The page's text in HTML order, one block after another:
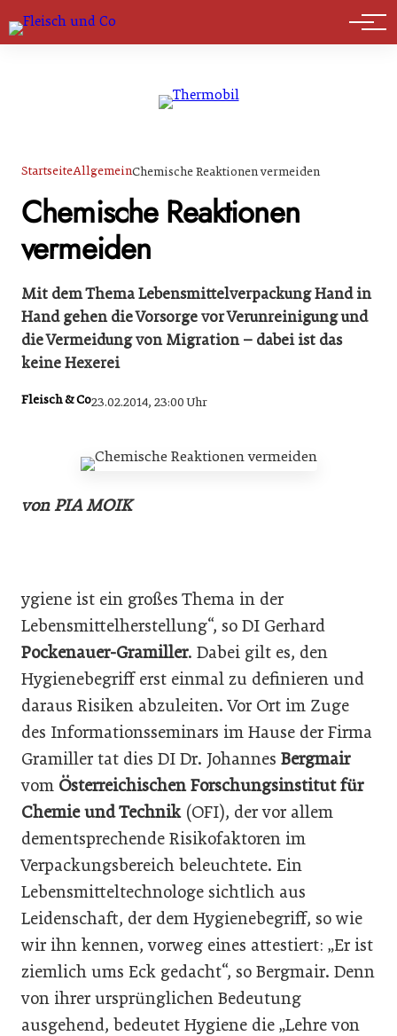
Marktführer
StartseiteAllgemeinChemische Reaktionen vermeiden
Chemische Reaktionen
vermeiden
Mit dem Thema Lebensmittelverpackung Hand in
Hand gehen die Vorsorge vor Verunreinigung und
die Vermeidung von Migration – dabei ist das
keine Hexerei
Fleisch & Co23.02.2014, 23:00 Uhr
von PIA MOIK
ygiene ist ein großes Thema in der
Lebensmittelherstellung“, so DI Gerhard
Pockenauer-Gramiller. Dabei gilt es, den
Hygienebegriff erst einmal zu definieren und
daraus Risiken abzuleiten. Vor Ort im Zuge
des Informationsseminars im Hause der Firma
Gramiller tat dies DI Dr. Johannes Bergmair
vom Österreichischen Forschungsinstitut für
Chemie und Technik(OFI), der vor allem
dementsprechende Risikofaktoren im
Verpackungsbereich beleuchtete. Ein
Lebensmitteltechnologe sichtlich aus
Leidenschaft, der dem Hygienebegriff, so wie
wir ihn kennen, vorweg eines attestiert: „Er ist
ziemlich ums Eck gedacht“, so Bergmair. Denn
von ihrer ursprünglichen Bedeutung
ausgehend, bedeutet Hygiene die „Lehre von